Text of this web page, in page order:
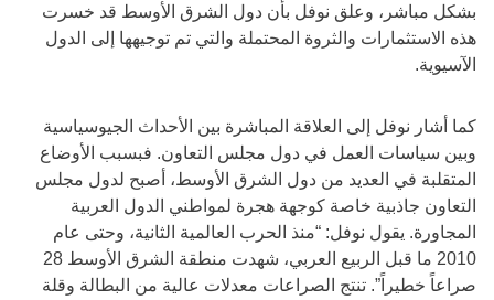
بشكل مباشر، وعلق نوفل بأن دول الشرق الأوسط قد خسرت
هذه الاستثمارات والثروة المحتملة والتي تم توجيهها إلى الدول
الآسيوية.
كما أشار نوفل إلى العلاقة المباشرة بين الأحداث الجيوسياسية
وبين سياسات العمل في دول مجلس التعاون. فبسبب الأوضاع
المتقلبة في العديد من دول الشرق الأوسط، أصبح لدول مجلس
التعاون جاذبية خاصة كوجهة هجرة لمواطني الدول العربية
المجاورة. يقول نوفل: “منذ الحرب العالمية الثانية، وحتى عام
2010 ما قبل الربيع العربي، شهدت منطقة الشرق الأوسط 28
صراعاً خطيراً”. تنتج الصراعات معدلات عالية من البطالة وقلة